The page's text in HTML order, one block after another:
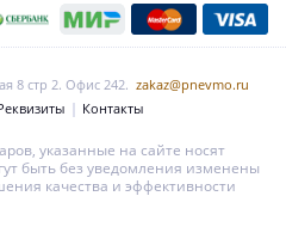
8 стр 2. Офис 242. zakaz@pnevmo.ru
Контакты
указанные на сайте носят
быть без уведомления изменены
качества и эффективности